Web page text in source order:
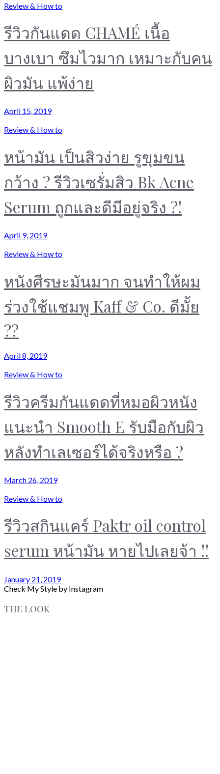
Review & How to
รีวิวกันแดด CHAMÉ เนื้อ
บางเบา ซึมไวมาก เหมาะกับคน
ผิวมัน แพ้ง่าย
April 15, 2019
Review & How to
หน้ามัน เป็นสิวง่าย รูขุมขน
กว้าง ? รีวิวเซรั่มสิว Bk Acne
Serum ถูกและดีมีอยู่จริง ?!
April 9, 2019
Review & How to
หนังศีรษะมันมาก จนทำให้ผม
ร่วงใช้แชมพู Kaff & Co. ดีมั้ย
??
April 8, 2019
Review & How to
รีวิวครีมกันแดดที่หมอผิวหนัง
แนะนำ Smooth E รับมือกับผิว
หลังทำเลเซอร์ได้จริงหรือ ?
March 26, 2019
Review & How to
รีวิวสกินแคร์ Paktr oil control
serum หน้ามัน หายไปเลยจ้า !!
January 21, 2019
Check My Style by Instagram
THE LOOK